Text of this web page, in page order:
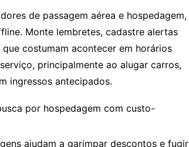
de passagem aérea e hospedagem,
Monte lembretes, cadastre alertas
costumam acontecer em horários
principalmente ao alugar carros,
ingressos antecipados.
por hospedagem com custo-
ajudam a garimpar descontos e fugir